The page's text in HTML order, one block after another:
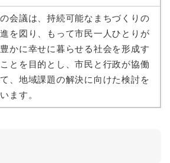
会議は、持続可能なまちづくりの
を図り、もって市民一人ひとりが
かに幸せに暮らせる社会を形成す
とを目的とし、市民と行政が協働
て、地域課題の解決に向けた検討を
ます。